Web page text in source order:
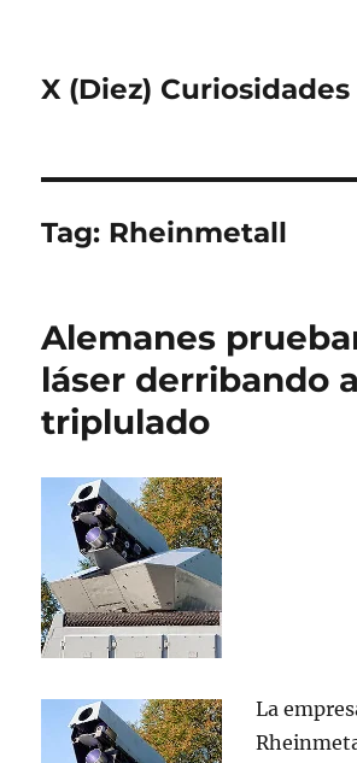
X (Diez) Curiosidades
Tag: Rheinmetall
Alemanes
láser derribando
triplulado
La